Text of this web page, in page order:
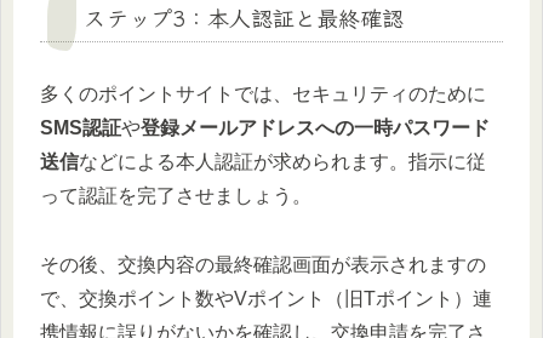
ステップ3：本人認証と最終確認
多くのポイントサイトでは、セキュリティのために
SMS認証や登録メールアドレスへの一時パスワード
送信などによる本人認証が求められます。指示に従
って認証を完了させましょう。
その後、交換内容の最終確認画面が表示されますの
で、交換ポイント数やVポイント（旧Tポイント）連
携情報に誤りがないかを確認し、交換申請を完了さ